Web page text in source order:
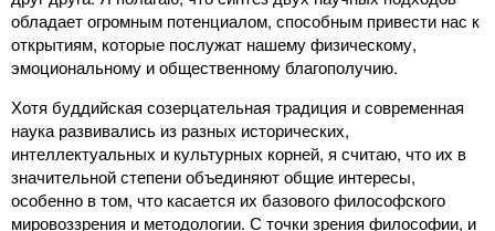
обладает огромным потенциалом, способным привести нас к
открытиям, которые послужат нашему физическому,
эмоциональному и общественному благополучию.
Хотя буддийская созерцательная традиция и современная
наука развивались из разных исторических,
интеллектуальных и культурных корней, я считаю, что их в
значительной степени объединяют общие интересы,
особенно в том, что касается их базового философского
мировоззрения и методологии. С точки зрения философии, и